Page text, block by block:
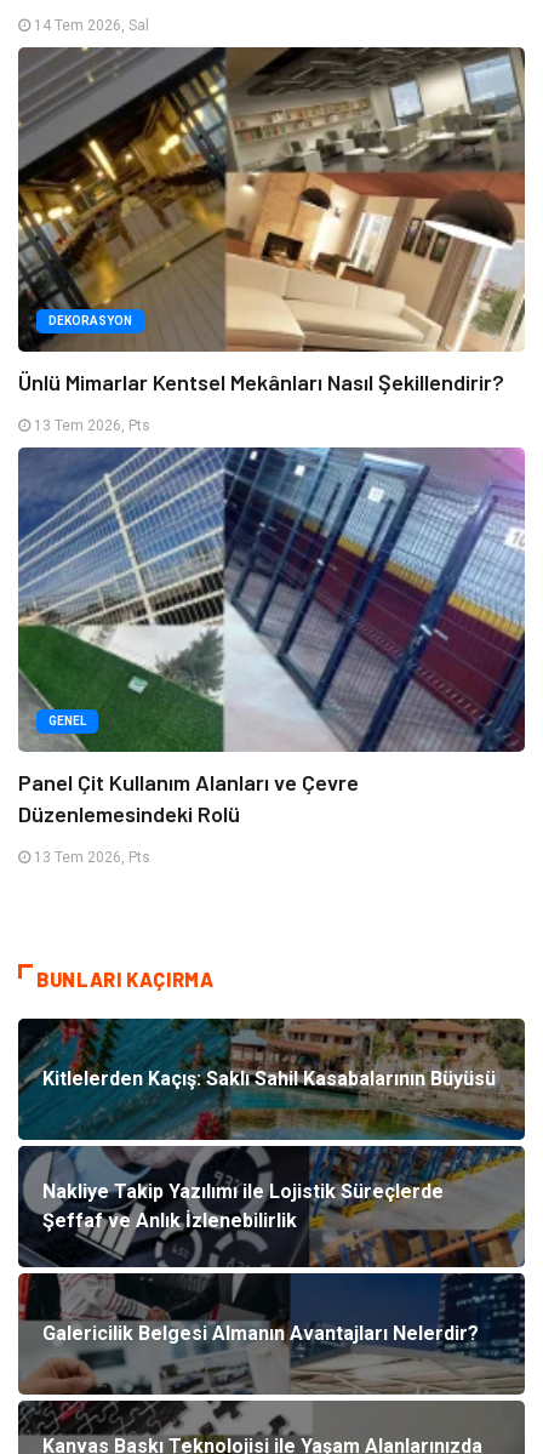
14 Tem 2026, Sal
DEKORASYON
Ünlü Mimarlar Kentsel Mekânları Nasıl Şekillendirir?
13 Tem 2026, Pts
GENEL
Panel Çit Kullanım Alanları ve Çevre
Düzenlemesindeki Rolü
13 Tem 2026, Pts
BUNLARI KAÇIRMA
Kitlelerden Kaçış: Saklı Sahil Kasabalarının Büyüsü
Nakliye Takip Yazılımı ile Lojistik Süreçlerde
Şeffaf ve Anlık İzlenebilirlik
Galericilik Belgesi Almanın Avantajları Nelerdir?
Kanvas Baskı Teknolojisi ile Yaşam Alanlarınızda